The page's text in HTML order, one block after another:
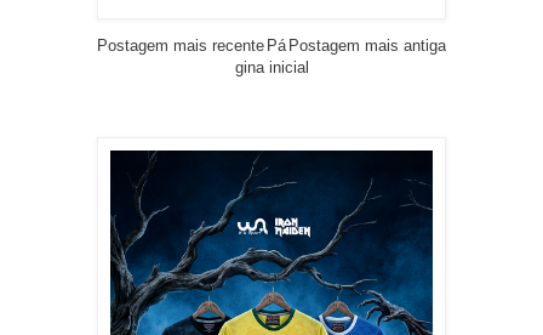
Postagem mais recente Postagem mais antiga
Pá
gina inicial